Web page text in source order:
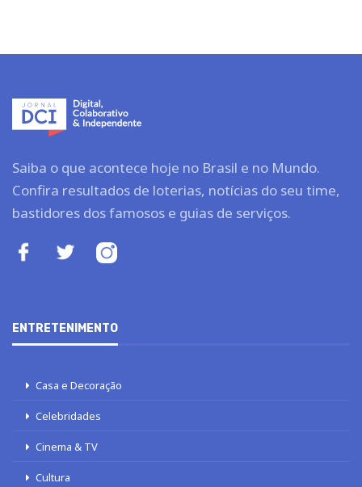
Saiba o que acontece hoje no Brasil e no Mundo.
Confira resultados de loterias, notícias do seu time,
bastidores dos famosos e guias de serviços.
ENTRETENIMENTO
Casa e Decoração
Celebridades
Cinema & TV
Cultura